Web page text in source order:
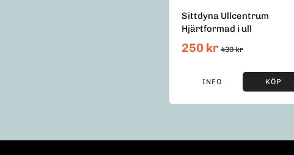
Sittdyna Ullcentrum
Hjärtformad i ull
250 kr 430 kr
INFO KÖP